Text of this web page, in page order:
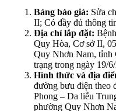
Bảng báo giá: Sửa
II; Có đầy đủ thông
Địa chỉ lắp đặt:
Quy Hòa, Cơ sở II,
Quy Nhơn Nam, tỉnh
trạng trong ngày 19/
Hình thức và địa
đường bưu điện theo
Phong – Da liễu
phường Quy Nhơn